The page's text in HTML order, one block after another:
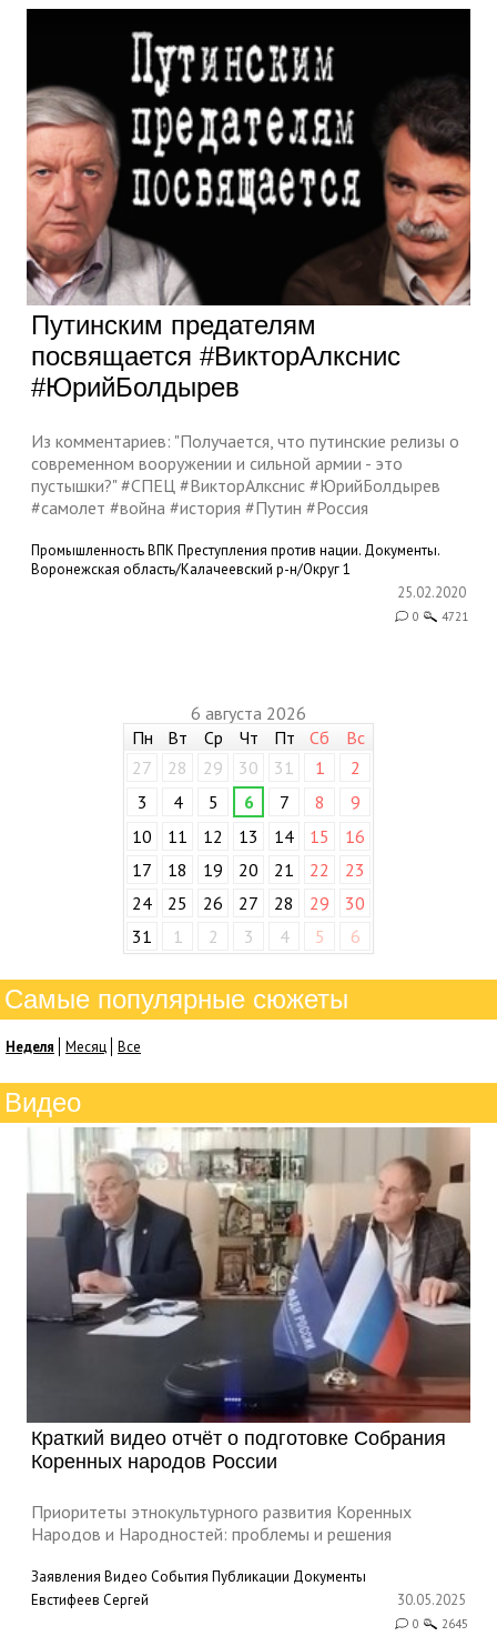
Путинским предателям
посвящается #ВикторАлкснис
#ЮрийБолдырев
Из комментариев: "Получается, что путинские релизы о
современном вооружении и сильной армии - это
пустышки?" #СПЕЦ #ВикторАлкснис #ЮрийБолдырев
#самолет #война #история #Путин #Россия
ПромышленностьВПК Преступления против нации. Документы.
Воронежская область/Калачеевский р-н/Округ 1
25.02.2020
0 4721
6 августа 2026
Пн
Вт Ср Чт Пт Сб
Вс
27
28 29 30 31 1
2
3
4 5 6 7 8
9
10
11 12 13 14 15
16
17
18 19 20 21 22
23
24
25 26 27 28 29
30
31
1 2 3 4 5 6
Самые популярные сюжеты
Неделя Месяц Все
Видео
Краткий видео отчёт о подготовке Собрания
Коренных народов России
Приоритеты этнокультурного развития Коренных
Народов и Народностей: проблемы и решения
Заявления Видео События Публикации Документы
Евстифеев Сергей
30.05.2025
0 2645